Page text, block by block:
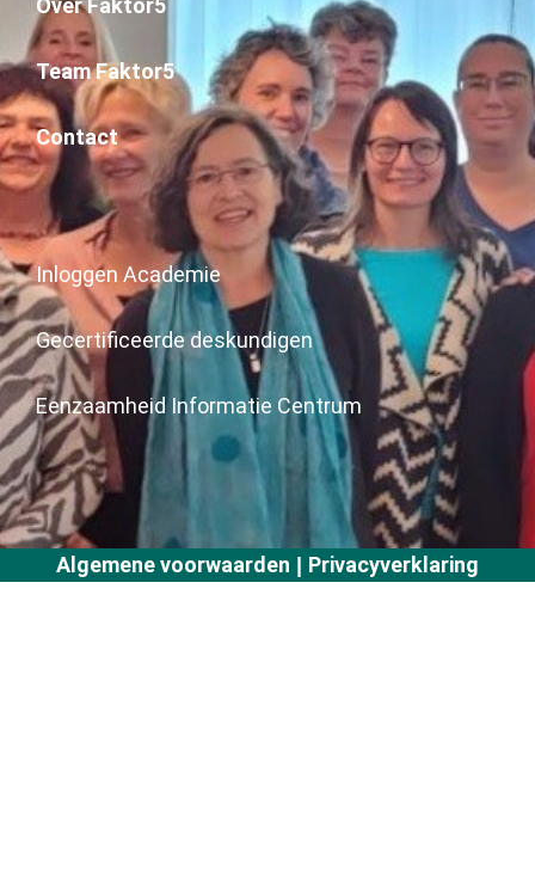
Over Faktor5
Team Faktor5
Contact
Inloggen Academie
Gecertificeerde deskundigen
Eenzaamheid Informatie Centrum
Algemene voorwaarden Privacyverklaring